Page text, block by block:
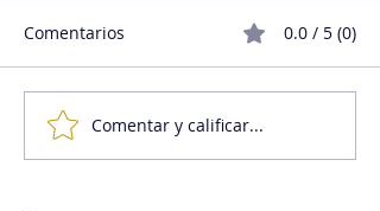
La noche que aprendí
que el talento no espera
Comentarios 0.0 / 5 (0)
Comentar y calificar...